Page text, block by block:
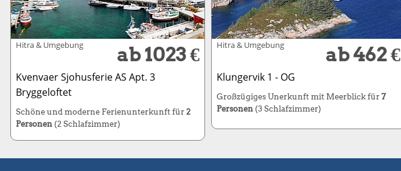
Hitra & Umgebung ab 1023 €
Kvenvaer Sjohusferie AS Apt. 3
Bryggeloftet
Schöne und moderne Ferienunterkunft für 2
Personen (2 Schlafzimmer)
Hitra & Umgebung ab 462 €
Klungervik 1 - OG
Großzügiges Unerkunft mit Meerblick für 7
Personen(3 Schlafzimmer)